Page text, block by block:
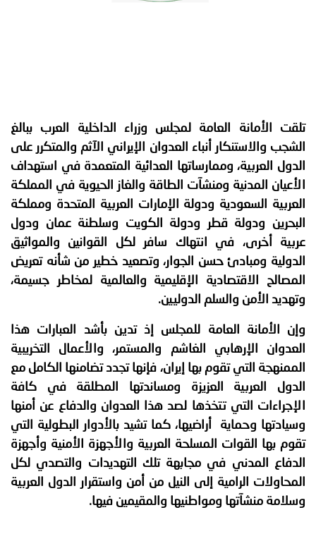
تلقت الأمانة العامة لمجلس وزراء الداخلية العرب ببالغ
الشجب والاستنكار أنباء العدوان الإيراني الآثم والمتكرر على
الدول العربية، وممارساتها العدائية المتعمدة في استهداف
الأعيان المدنية ومنشآت الطاقة والغاز الحيوية في المملكة
العربية السعودية ودولة الإمارات العربية المتحدة ومملكة
البحرين ودولة قطر ودولة الكويت وسلطنة عمان ودول
عربية أخرى، في انتهاك سافر لكل القوانين والمواثيق
الدولية ومبادئ حسن الجوار، وتصعيد خطير من شأنه تعريض
المصالح الاقتصادية الإقليمية والعالمية لمخاطر جسيمة،
وتهديد الأمن والسلم الدوليين.
وإن الأمانة العامة للمجلس إذ تدين بأشد العبارات هذا
العدوان الإرهابي الغاشم والمستمر، والأعمال التخريبية
الممنهجة التي تقوم بها إيران، فإنها تجدد تضامنها الكامل مع
الدول العربية العزيزة ومساندتها المطلقة في كافة
الإجراءات التي تتخذها لصد هذا العدوان والدفاع عن أمنها
وسيادتها وحماية أراضيها، كما تشيد بالأدوار البطولية التي
تقوم بها القوات المسلحة العربية والأجهزة الأمنية وأجهزة
الدفاع المدني في مجابهة تلك التهديدات والتصدي لكل
المحاولات الرامية إلى النيل من أمن واستقرار الدول العربية
وسلامة منشآتها ومواطنيها والمقيمين فيها.